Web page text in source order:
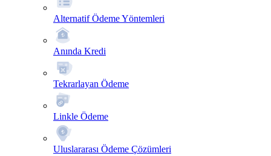
Alternatif Ödeme Yöntemleri
Anında Kredi
Tekrarlayan Ödeme
Linkle Ödeme
Uluslararası Ödeme Çözümleri